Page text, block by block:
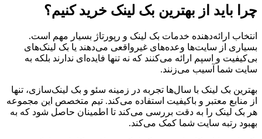
چرا باید از بهترین بک لینک خرید کنیم؟
انتخاب ارائه‌دهنده خدمات بک لینک و رپورتاژ بسیار مهم است.
بسیاری از سایت‌ها وعده‌های غیرواقعی می‌دهند یا بک لینک‌های
بی‌کیفیت و اسپم ارائه می‌کنند که نه تنها فایده‌ای ندارند بلکه به
سایت شما آسیب می‌زنند.
بهترین بک لینک با سال‌ها تجربه در زمینه سئو و بک لینک‌سازی، تنها
از منابع معتبر و باکیفیت استفاده می‌کند. تیم متخصص این مجموعه
هر بک لینک را به دقت بررسی می‌کند تا اطمینان حاصل شود که به
بهبود رتبه سایت شما کمک می‌کند.